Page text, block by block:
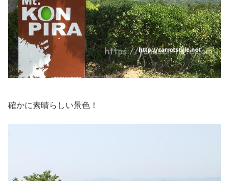
確かに素晴らしい景色！